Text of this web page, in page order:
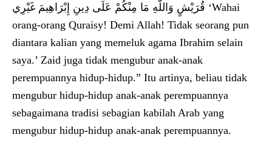
قُرَيْشٍ وَاللَّهِ مَا مِنْكُمْ عَلَى دِينِ إِبْرَاهِيمَ غَيْرِي ‘Wahai
orang-orang Quraisy! Demi Allah! Tidak seorang pun
diantara kalian yang memeluk agama Ibrahim selain
saya.’ Zaid juga tidak mengubur anak-anak
perempuannya hidup-hidup.” Itu artinya, beliau tidak
mengubur hidup-hidup anak-anak perempuannya
sebagaimana tradisi sebagian kabilah Arab yang
mengubur hidup-hidup anak-anak perempuannya.